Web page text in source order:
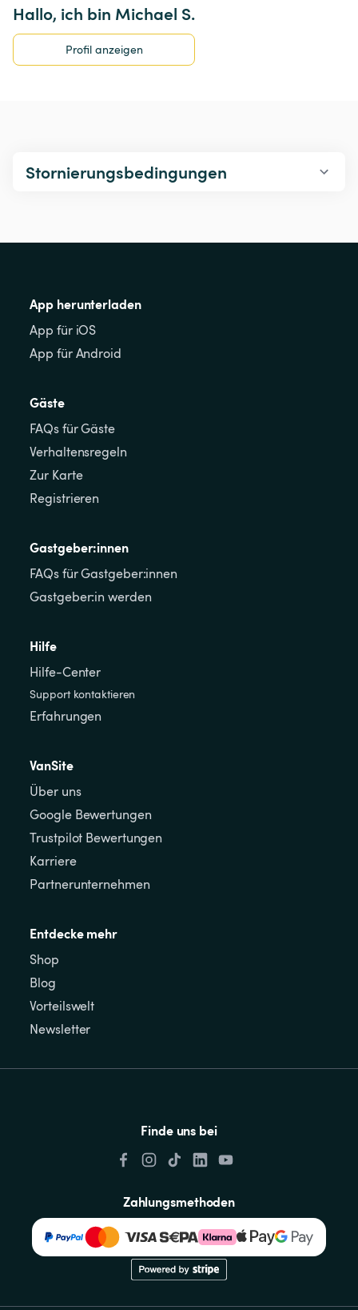
Hallo, ich bin Michael S.
Profil anzeigen
Stornierungsbedingungen
App herunterladen
App für iOS
App für Android
Gäste
FAQs für Gäste
Verhaltensregeln
Zur Karte
Registrieren
Gastgeber:innen
FAQs für Gastgeber:innen
Gastgeber:in werden
Hilfe
Hilfe-Center
Support kontaktieren
Erfahrungen
VanSite
Über uns
Google Bewertungen
Trustpilot Bewertungen
Karriere
Partnerunternehmen
Entdecke mehr
Shop
Blog
Vorteilswelt
Newsletter
Finde uns bei
Zahlungsmethoden